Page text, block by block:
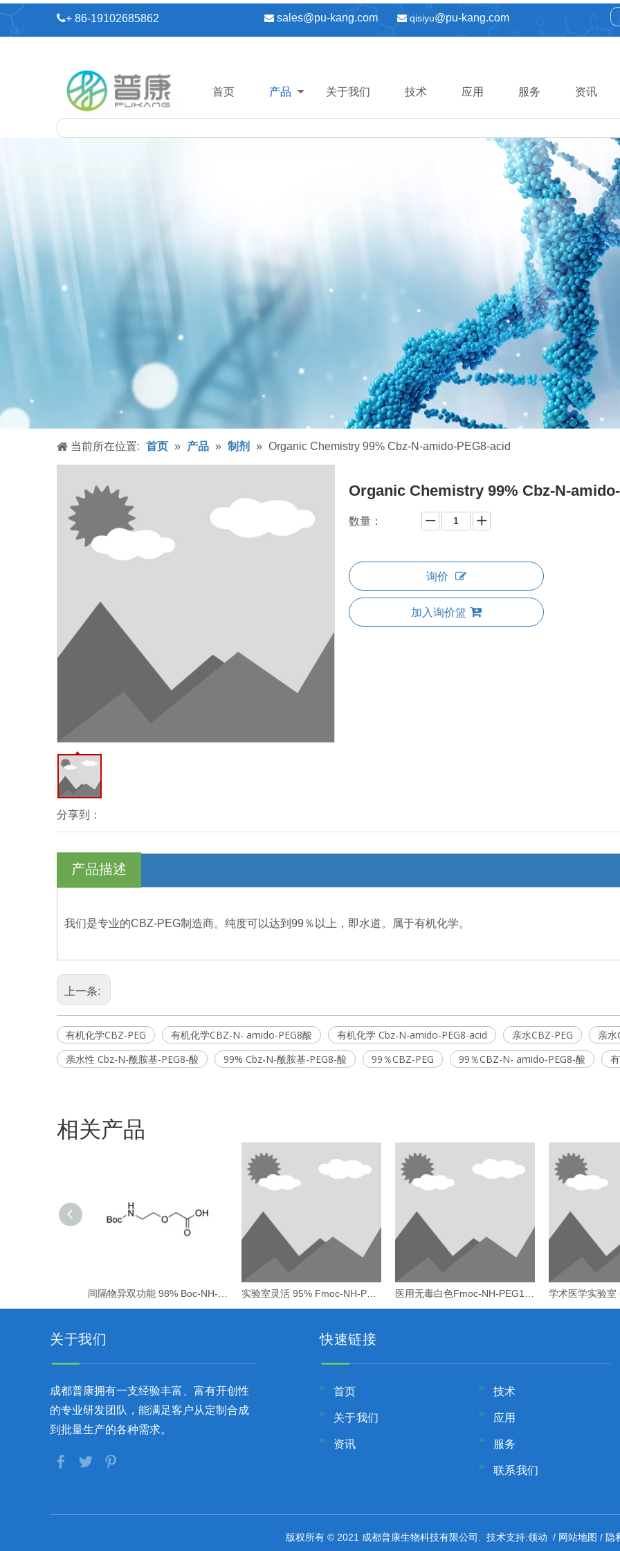
+ 86-19102685862  sales@pu-kang.com  qisiyu@pu-kang.com
首页 产品 关于我们 技术 应用 服务 资讯
当前所在位置: 首页 » 产品 » 制剂 » Organic Chemistry 99% Cbz-N-amido-PEG8-acid
分享到：
Organic Chemistry 99% Cbz-N-
数量：
询价
加入询价篮
产品描述
我们是专业的CBZ-PEG制造商。纯度可以达到99％以上，即水道。属于有机化学。
上一条:
有机化学CBZ-PEG 有机化学CBZ-N- amido-PEG8酸 有机化学 Cbz-N-amido-PEG8-acid 亲水CBZ-PEG
亲
亲水性 Cbz-N-酰胺基-PEG8-酸
99% Cbz-N-酰胺基-PEG8-酸 99％CBZ-PEG 99％CBZ-N- amido-PEG8-酸
相关产品
关于我们
成都普康拥有一支经验丰富、富有开创性
的专业研发团队，能满足客户从定制合成
到批量生产的各种需求。
快速链接
首页
关于我们
资讯
技术
应用
服务
联系我们
版权所有 © 2021 成都普康生物科技有限公司. 技术支持:领动 / 网站地图 / 隐